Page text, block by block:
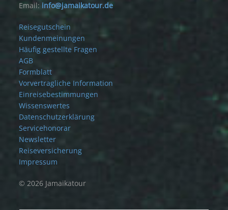
Email: info@jamaikatour.de
Reisegutschein
Kundenmeinungen
Häufig gestellte Fragen
AGB
Formblatt
Vorvertragliche Information
Einreisebestimmungen
Wissenswertes
Datenschutzerklärung
Servicehonorar
Newsletter
Reiseversicherung
Impressum
© 2026 Jamaikatour